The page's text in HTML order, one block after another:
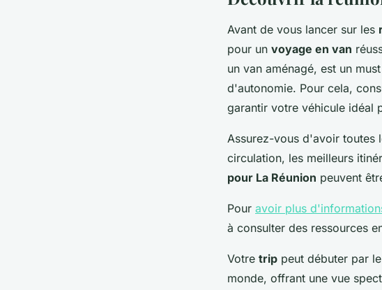
2 min de lecture
Avant de vous lancer sur les
pour un voyage en van
un van aménagé, est un
d'autonomie. Pour cela,
garantir votre véhicule idéal
Assurez-vous d'avoir toutes
circulation, les meilleurs
pour La Réunion peuvent
Pour avoir plus
à consulter des ressources
Votre trip peut débuter par le
monde, offrant une vue